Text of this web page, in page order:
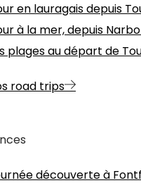
en lauragais depuis
à la mer, depuis
plages au départ de
road trips
découverte à